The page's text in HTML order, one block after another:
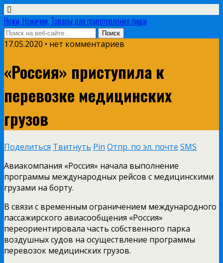
Ножи, Ножички, Товары для приготовления пищи
17.05.2020 • нет комментариев
«Россия» приступила к
перевозке медицинских
грузов
Поделиться Твитнуть Pin Отпр. по эл. почте SMS
Авиакомпания «Россия» начала выполнение
программы международных рейсов с медицинскими
грузами на борту.
В связи с временным ограничением международного
пассажирского авиасообщения «Россия»
переориентировала часть собственного парка
воздушных судов на осуществление программы
перевозок медицинских грузов.